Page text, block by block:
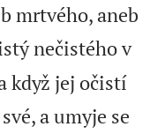
mrtvého, aneb
nečistého v
když jej očistí
a umyje se